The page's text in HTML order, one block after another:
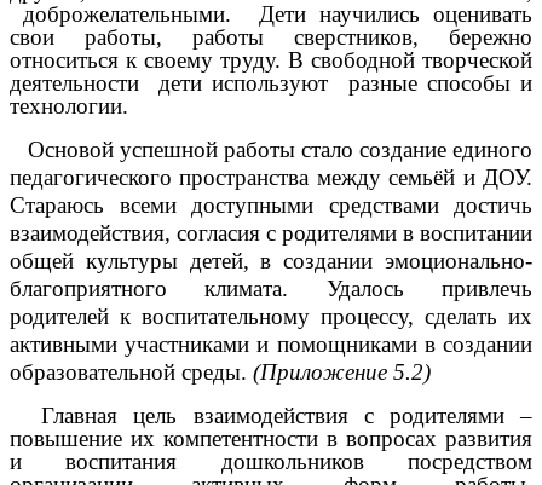
доброжелательными. Дети научились оценивать
свои работы, работы сверстников, бережно
относиться к своему труду. В свободной творческой
деятельности дети используют разные способы и
технологии.
Основой успешной работы стало создание единого
педагогического пространства между семьёй и ДОУ.
Стараюсь всеми доступными средствами достичь
взаимодействия, согласия с родителями в воспитании
общей культуры детей, в создании эмоционально-
благоприятного климата. Удалось привлечь
родителей к воспитательному процессу, сделать их
активными участниками и помощниками в создании
образовательной среды. (Приложение 5.2)
Главная цель взаимодействия с родителями –
повышение их компетентности в вопросах развития
и воспитания дошкольников посредством